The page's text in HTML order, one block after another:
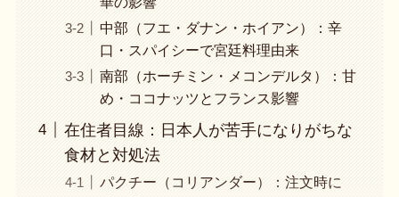
中部（フエ・ダナン・ホイアン）：辛
口・スパイシーで宮廷料理由来
南部（ホーチミン・メコンデルタ）：甘
め・ココナッツとフランス影響
在住者目線：日本人が苦手になりがちな
食材と対処法
パクチー（コリアンダー）：注文時に